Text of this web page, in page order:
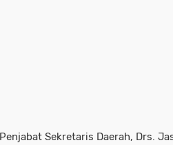
Penjabat Sekretaris Daerah, Drs.